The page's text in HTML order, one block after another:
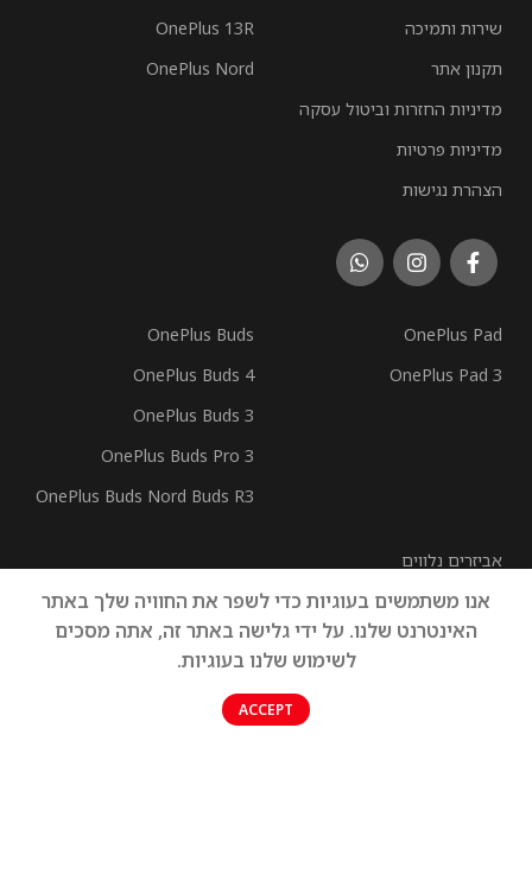
שירות ותמיכה
תקנון אתר
מדיניות החזרות וביטול עסקה
מדיניות פרטיות
הצהרת נגישות
OnePlus 13R
OnePlus Nord
OnePlus Pad
OnePlus Pad 3
OnePlus Buds
OnePlus Buds 4
OnePlus Buds 3
OnePlus Buds Pro 3
OnePlus Buds Nord Buds R3
אביזרים נלווים
כבלים
הזכויות שמורות © חברת סל נאו בע"מ
אנו משתמשים בעוגיות כדי לשפר את החוויה שלך באתר
האינטרנט שלנו. על ידי גלישה באתר זה, אתה מסכים
לשימוש שלנו בעוגיות.
ACCEPT
סל קניות